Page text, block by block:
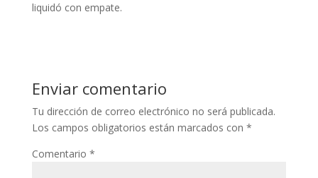
liquidó con empate.
Enviar comentario
Tu dirección de correo electrónico no será publicada.
Los campos obligatorios están marcados con *
Comentario *